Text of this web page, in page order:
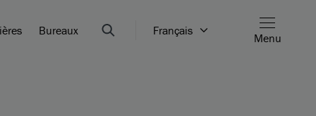
Bureaux Français
Menu